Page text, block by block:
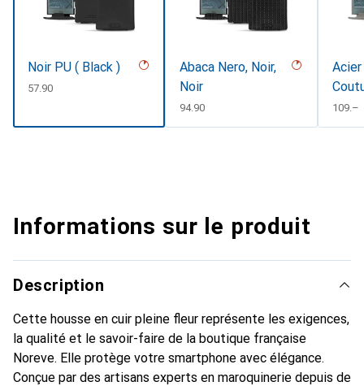
Noir PU ( Black )
CHF
57.90
Abaca Nero, Noir,
Noir
CHF
94.90 CHF
109.–
Informations sur le produit
Description
Cette housse en cuir pleine fleur représente les exigences,
la qualité et le savoir-faire de la boutique française
Noreve. Elle protège votre smartphone avec élégance.
Conçue par des artisans experts en maroquinerie depuis de